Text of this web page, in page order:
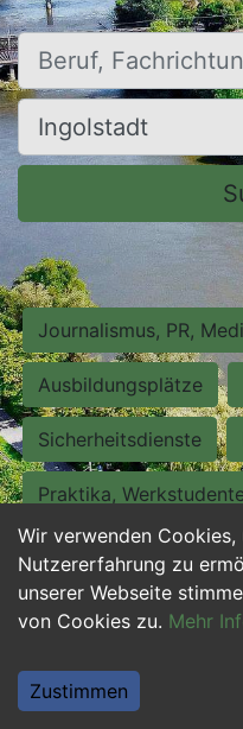
Wir verwenden Cookies,
Nutzererfahrung zu
unserer Webseite
von Cookies zu. Mehr
Zustimmen
Beruf, Fachrichtung, Firma
Ort, Stadt
Journalismus, PR,
Ausbildungsplätze
Sicherheitsdienste
Praktika,
Personalwesen
Hilfskräfte, Aushilfs-
Weiterbildung,